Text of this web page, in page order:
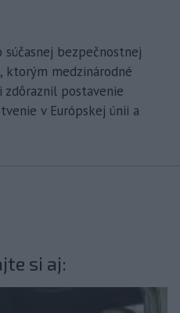
bezpečnostnej
ktorým medzinárodné
postavenie
v Európskej únii a
si aj: